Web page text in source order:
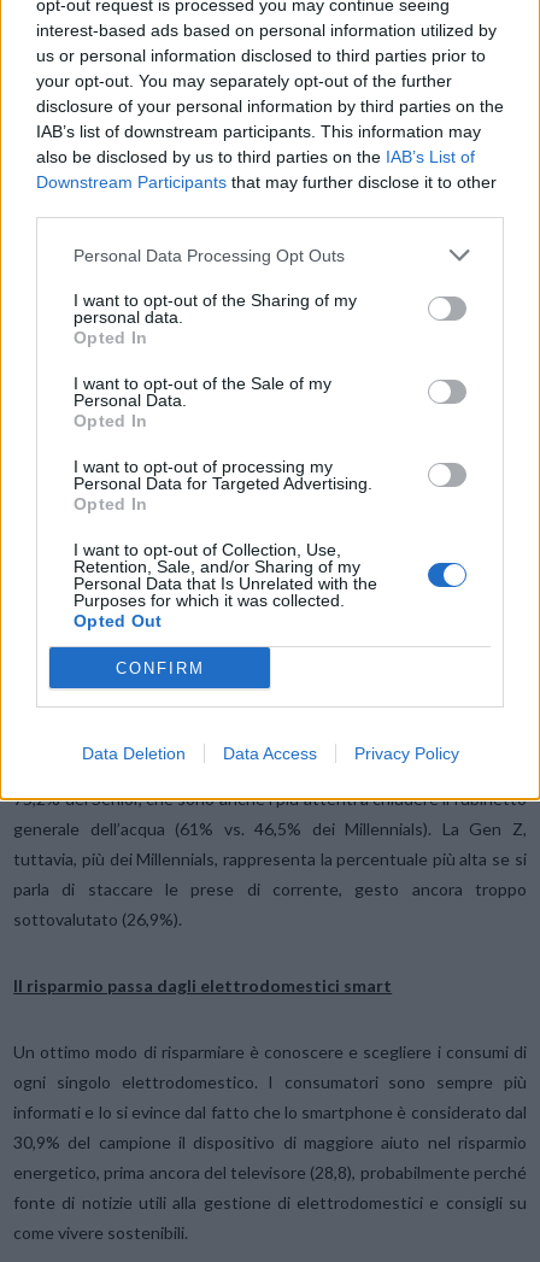
opt-out request is processed you may continue seeing
interest-based ads based on personal information utilized by
us or personal information disclosed to third parties prior to
your opt-out. You may separately opt-out of the further
disclosure of your personal information by third parties on the
IAB’s list of downstream participants. This information may
also be disclosed by us to third parties on the IAB’s List of
Downstream Participants that may further disclose it to other
Personal Data Processing Opt Outs
I want to opt-out of the Sharing of my
personal data.
Opted In
I want to opt-out of the Sale of my
Personal Data.
Opted In
I want to opt-out of processing my
Personal Data for Targeted Advertising.
Opted In
I want to opt-out of Collection, Use,
Retention, Sale, and/or Sharing of my
Personal Data that Is Unrelated with the
Purposes for which it was collected.
Opted Out
CONFIRM
Data Deletion Data Access Privacy Policy
lavastoviglie solo negli orari in cui consumano meno (51,3%). Anche
in questo caso le donne si confermano più attente in questi
accorgimenti, come spegnere le luci in casa (78,7% vs 68%) e a
utilizzare gli elettrodomestici negli orari in cui consumano meno
(55,9% vs 46,4%), mentre dal punto di vista generazionale sono
Adulti e Senior i più attivi.
smart home una soluzione per avere maggiore controllo sui consumi,
il 22,7% dichiara di voler fare affidamento su un’app unica che aiuti a
tracciare accensione e spegnimento di elettrodomestici e luci in un
vs. 10,6% dei Senior).
la maggior parte degli italiani intraprendono:spegnere tutte le luci
(74,6%) e chiudere il rubinetto del gas (63,8%).
1 rispondente su 2 chiude anche il rubinetto generale dell’acqua o
abbassa/spegne il riscaldamento, stacca tutte le prese e spegne in
estate l’aria condizionata. 1 rispondente su 4 abbassa anche la
temperatura del frigorifero.
tutte le età, anche se per il gas si passa dal 52,6% della Gen Z al
75,2% dei Senior, che sono anche i più attenti a chiudere il rubinetto
generale dell’acqua (61% vs. 46,5% dei Millennials). La Gen Z,
tuttavia, più dei Millennials, rappresenta la percentuale più alta se si
parla di staccare le prese di corrente, gesto ancora troppo
sottovalutato (26,9%).
Il risparmio passa dagli elettrodomestici smart
Un ottimo modo di risparmiare è conoscere e scegliere i consumi di
ogni singolo elettrodomestico. I consumatori sono sempre più
informati e lo si evince dal fatto che lo smartphone è considerato dal
30,9% del campione il dispositivo di maggiore aiuto nel risparmio
energetico, prima ancora del televisore (28,8), probabilmente perché
fonte di notizie utili alla gestione di elettrodomestici e consigli su
come vivere sostenibili.